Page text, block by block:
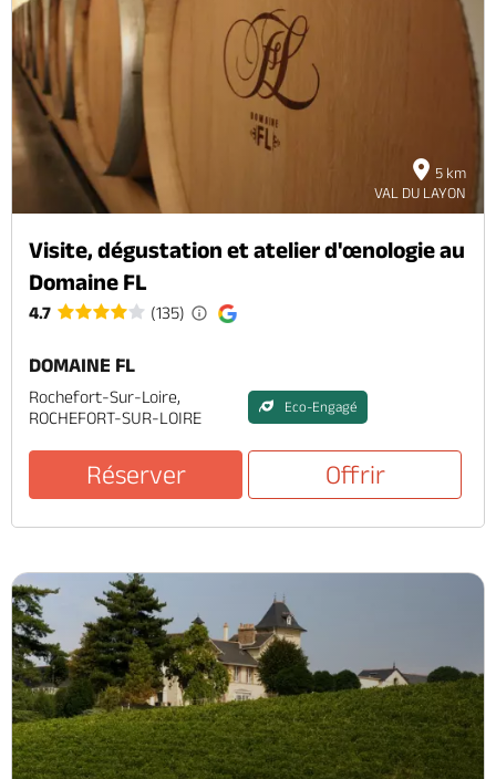
5 km
VAL DU LAYON
Visite, dégustation et atelier d'œnologie au
Domaine FL
4.7 (135)
DOMAINE FL
Rochefort-Sur-Loire,
ROCHEFORT-SUR-LOIRE
Eco-Engagé
Réserver Offrir